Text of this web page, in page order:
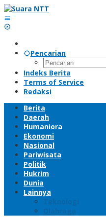
Lewati
ke
konten
Pencarian
Indeks Berita
Terms of Service
Redaksi
Berita
Daerah
Humaniora
Ekonomi
Nasional
Pariwisata
Politik
Hukrim
Dunia
Lainnya
Teknologi
Olahraga